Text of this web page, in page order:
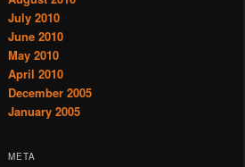
July 2010
June 2010
May 2010
April 2010
December 2005
January 2005
META